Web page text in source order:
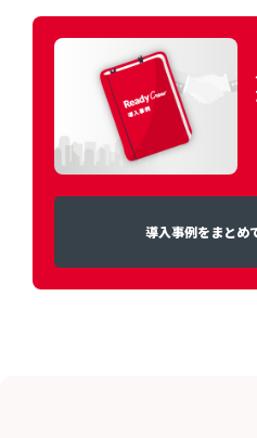
導入事例をまとめ